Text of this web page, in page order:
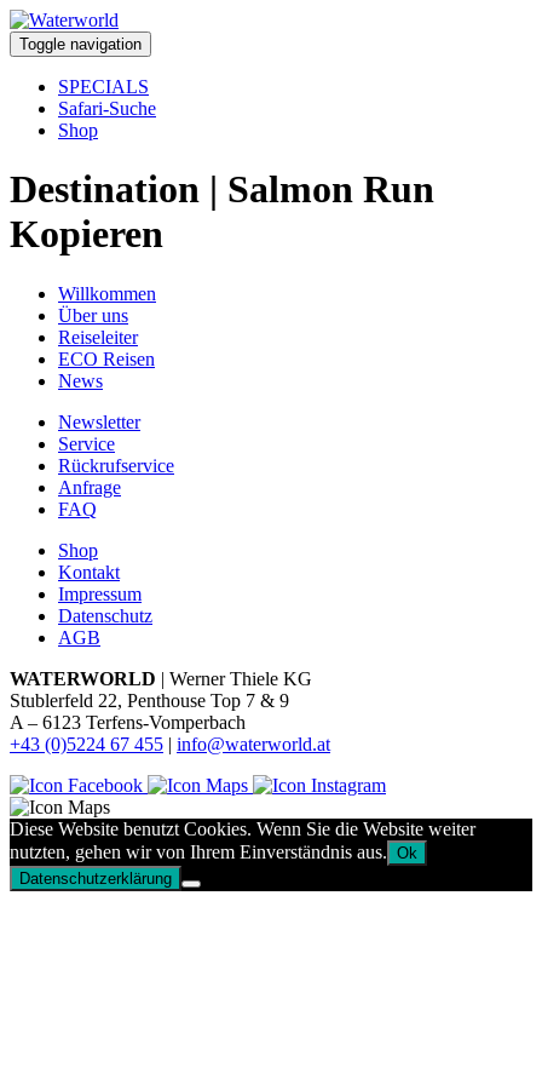
Toggle navigation
SPECIALS
Safari-Suche
Shop
Destination | Salmon Run
Kopieren
Willkommen
Über uns
Reiseleiter
ECO Reisen
News
Newsletter
Service
Rückrufservice
Anfrage
FAQ
Shop
Kontakt
Impressum
Datenschutz
AGB
WATERWORLD | Werner Thiele KG
Stublerfeld 22, Penthouse Top 7 & 9
A – 6123 Terfens-Vomperbach
+43 (0)5224 67 455 | info@waterworld.at
Diese Website benutzt Cookies. Wenn Sie die Website weiter
nutzten, gehen wir von Ihrem Einverständnis aus. Ok
Datenschutzerklärung